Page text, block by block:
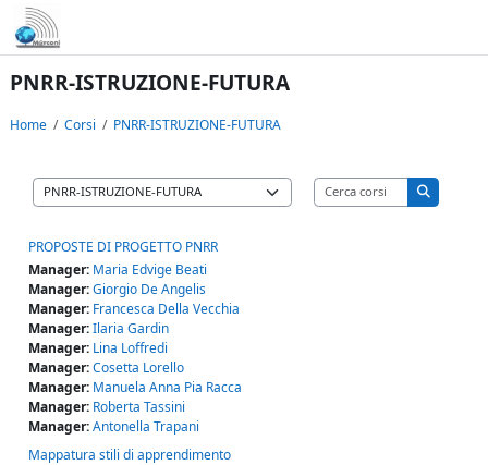
Vai al contenuto principale
PNRR-ISTRUZIONE-FUTURA
Home Corsi PNRR-ISTRUZIONE-FUTURA
Categorie di corso
Cerca corsi
Cerca
PROPOSTE DI PROGETTO PNRR
Manager: Maria Edvige Beati
Manager:Giorgio De Angelis
Manager: Francesca Della Vecchia
Manager:Ilaria Gardin
Manager: Lina Loffredi
Manager:Cosetta Lorello
Manager: Manuela Anna Pia Racca
Manager: Roberta Tassini
Manager:Antonella Trapani
Mappatura stili di apprendimento